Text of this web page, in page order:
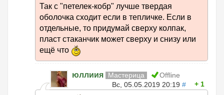
Так с "петелек-кобр" лучше твердая
оболочка сходит если в тепличке. Если в
отдельные, то придумай сверху колпак,
пласт стаканчик может сверху и снизу или
ещё что
юллиия Мастерица
Offline
Вс, 05.05.2019 20:19 # 1